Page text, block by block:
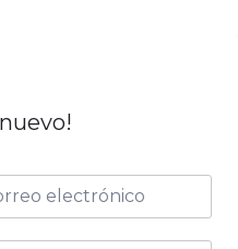
Práctico De
Artificial En